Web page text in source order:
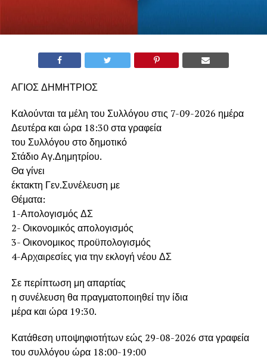
ΑΓΙΟΣ ΔΗΜΗΤΡΙΟΣ
Καλούνται τα μέλη του Συλλόγου στις 7-09-2026 ημέρα
Δευτέρα και ώρα 18:30 στα γραφεία
του Συλλόγου στο δημοτικό
Στάδιο Αγ.Δημητρίου.
Θα γίνει
έκτακτη Γεν.Συνέλευση με
Θέματα:
1-Απολογισμός ΔΣ
2- Οικονομικός απολογισμός
3- Οικονομικος προϋπολογισμός
4-Αρχαιρεσίες για την εκλογή νέου ΔΣ
Σε περίπτωση μη απαρτίας
η συνέλευση θα πραγματοποιηθεί την ίδια
μέρα και ώρα 19:30.
Κατάθεση υποψηφιοτήτων εώς 29-08-2026 στα γραφεία
του συλλόγου ώρα 18:00-19:00